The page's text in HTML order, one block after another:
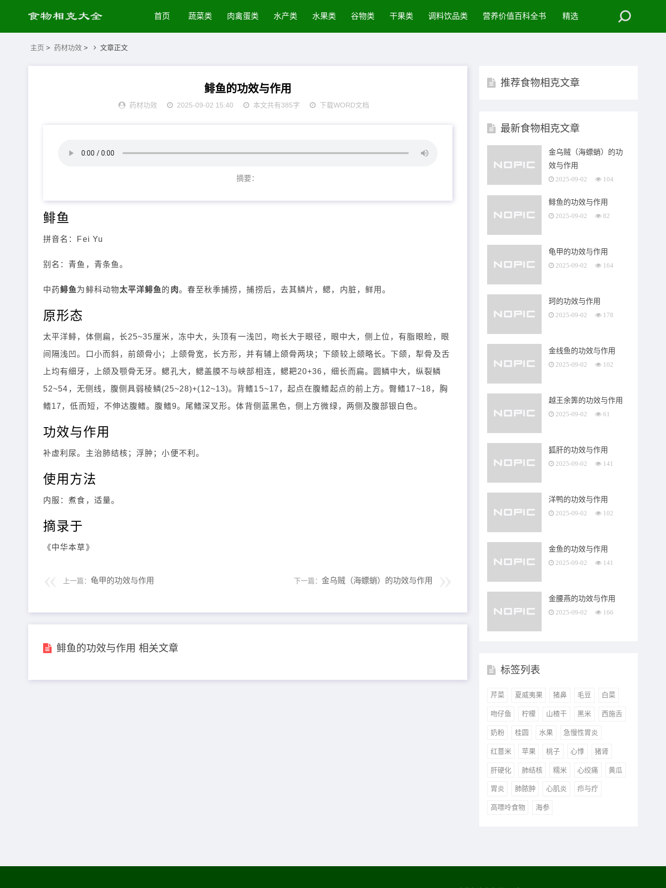
首页 蔬菜类 肉禽蛋类 水产类 水果类 谷物类 干果类 调料饮品类 营养价值百科全书 精选
主页 > 药材功效 > 文章正文
鲱鱼的功效与作用
药材功效 2025-09-02 15:40 本文共有385字 下载WORD文档
摘要：
鲱鱼
拼音名：Fei Yu
别名：青鱼，青条鱼。
中药鲱鱼为鲱科动物太平洋鲱鱼的 肉。春至秋季捕捞，捕捞后，去其鳞片，鳃，内脏，鲜用。
原形态
太平洋鲱，体侧扁，长25~35厘米，冻中大，头顶有一浅凹，吻长大于眼径，眼中大，侧上位，有脂眼睑，眼
间隔浅凹。口小而斜，前颌骨小；上颌骨宽，长方形，并有辅上颌骨两块；下颌较上颌略长。下颌，犁骨及舌
上均有细牙，上颌及颚骨无牙。鳃孔大，鳃盖膜不与峡部相连，鳃耙20+36，细长而扁。圆鳞中大，纵裂鳞
52~54，无侧线，腹侧具弱棱鳞(25~28)+(12~13)。背鳍15~17，起点在腹鳍起点的前上方。臀鳍17~18，胸
鳍17，低而短，不伸达腹鳍。腹鳍9。尾鳍深叉形。体背侧蓝黑色，侧上方微绿，两侧及腹部银白色。
功效与作用
补虚利尿。主治肺结核；浮肿；小便不利。
使用方法
内服：煮食，适量。
摘录于
《中华本草》
上一篇： 龟甲的功效与作用 下一篇： 金乌贼（海螵蛸）的功效与作用
鲱鱼的功效与作用 相关文章
推荐食物相克文章
最新食物相克文章
金乌贼（海螵蛸）的功
效与作用
2025-09-02 104
鲱鱼的功效与作用
2025-09-02 82
龟甲的功效与作用
2025-09-02 164
珂的功效与作用
2025-09-02 178
金线鱼的功效与作用
2025-09-02 102
越王余筭的功效与作用
2025-09-02 61
狐肝的功效与作用
2025-09-02 141
洋鸭的功效与作用
2025-09-02 102
金鱼的功效与作用
2025-09-02 141
金腰燕的功效与作用
2025-09-02 166
标签列表
芹菜 夏威夷果 猪鼻 毛豆 白菜
吻仔鱼 柠檬 山楂干 黑米 西施舌
奶粉 桂圆 水果 急慢性胃炎
红薏米 苹果 桃子 心悸 猪肾
肝硬化 肺结核 糯米 心绞痛 黄瓜
胃炎 肺脓肿 心肌炎 疖与疔
高嘌呤食物 海参